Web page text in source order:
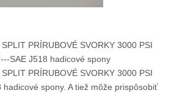
PRÍRUBOVÉ SVORKY 3000 PSI
SAE J518 hadicové spony
PRÍRUBOVÉ SVORKY 3000 PSI
hadicové spony. A tiež môže prispôsobiť